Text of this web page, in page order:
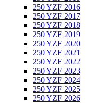
250 YZF 2016
250 YZF 2017
250 YZF 2018
250 YZF 2019
250 YZF 2020
250 YZF 2021
250 YZF 2022
250 YZF 2023
250 YZF 2024
250 YZF 2025
250 YZF 2026